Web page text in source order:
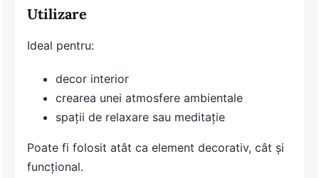
Utilizare
Ideal pentru:
decor interior
crearea unei atmosfere ambientale
spații de relaxare sau meditație
Poate fi folosit atât ca element decorativ, cât și
funcțional.